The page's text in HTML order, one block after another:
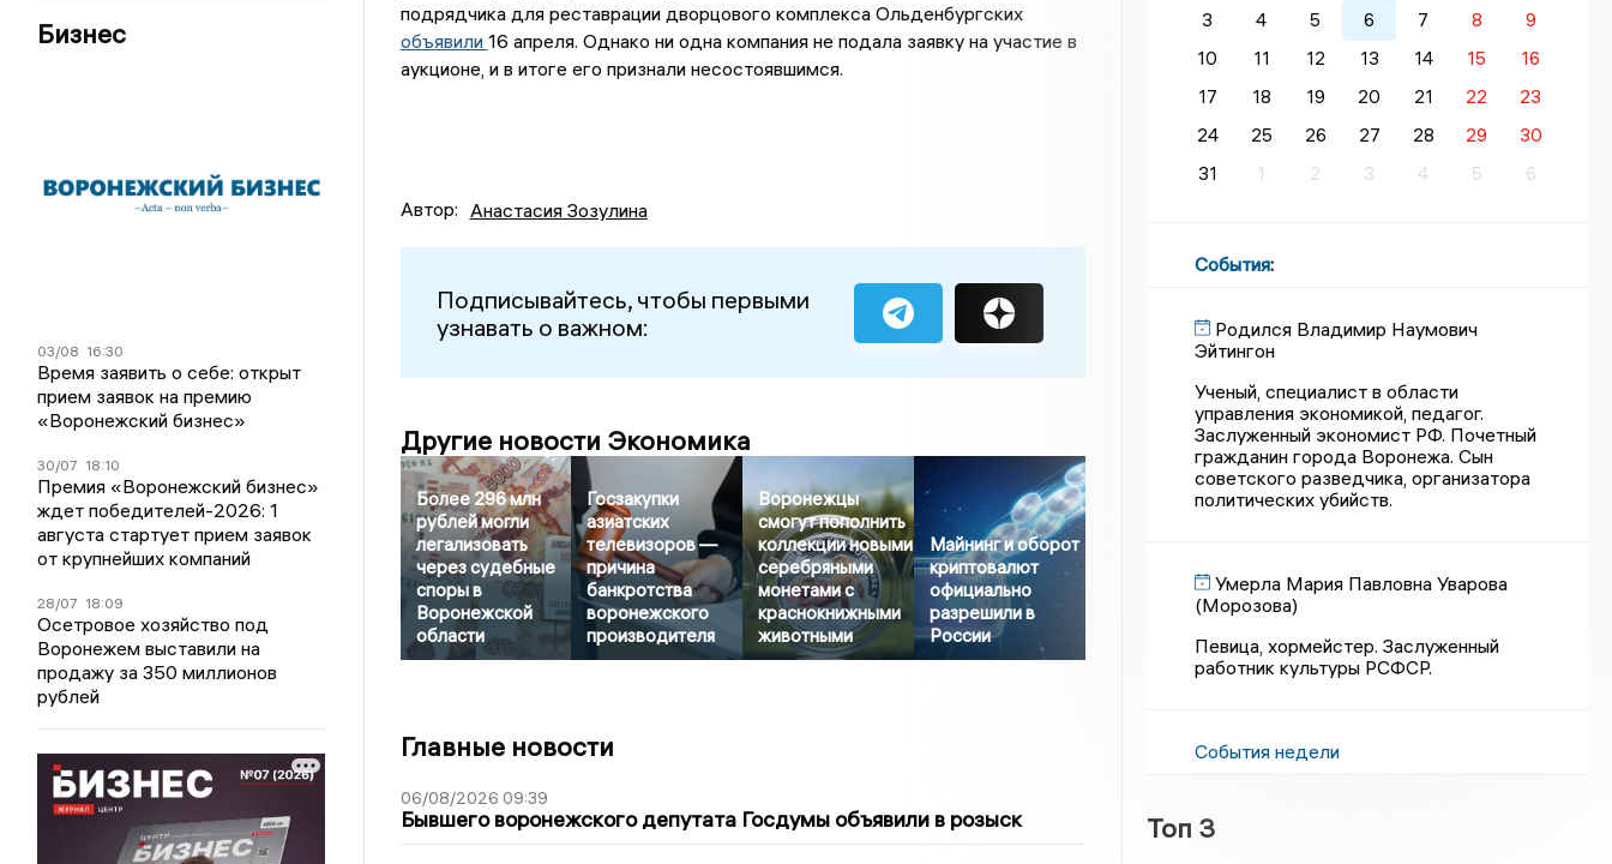
Бизнес
03/08 16:30
Время заявить о себе: открыт
прием заявок на премию
«Воронежский бизнес»
30/07 18:10
Премия «Воронежский бизнес»
ждет победителей-2026: 1
августа стартует прием заявок
от крупнейших компаний
28/07 18:09
Осетровое хозяйство под
Воронежем выставили на
продажу за 350 миллионов
рублей
подрядчика для реставрации дворцового комплекса Ольденбургских
объявили 16 апреля. Однако ни одна компания не подала заявку на участие в
аукционе, и в итоге его признали несостоявшимся.
Автор: Анастасия Зозулина
Подписывайтесь, чтобы первыми
узнавать о важном:
Другие новости Экономика
Более 296 млн
рублей могли
легализовать
через судебные
споры в
Воронежской
области
Госзакупки
азиатских
телевизоров —
причина
банкротства
воронежского
производителя
Воронежцы
смогут пополнить
коллекции новыми
серебряными
монетами с
краснокнижными
животными
Майнинг и оборот
криптовалют
официально
разрешили в
России
Главные новости
06/08/2026 09:39
Бывшего воронежского депутата Госдумы объявили в розыск
3
4 5 6 7 8
9
10
11 12 13 14 15
16
17
18 19 20 21 22
23
24
25 26 27 28 29
30
31
1 2 3 4 5 6
События:
Родился Владимир Наумович
Эйтингон
Ученый, специалист в области
управления экономикой, педагог.
Заслуженный экономист РФ. Почетный
гражданин города Воронежа. Сын
советского разведчика, организатора
политических убийств.
Умерла Мария Павловна Уварова
(Морозова)
Певица, хормейстер. Заслуженный
работник культуры РСФСР.
События недели
Топ 3